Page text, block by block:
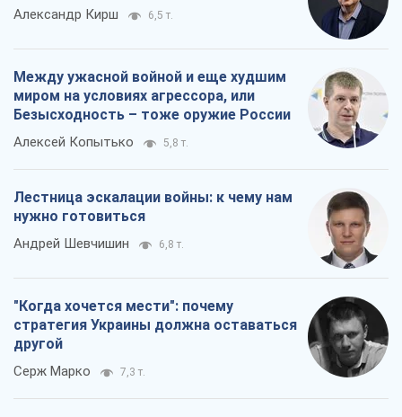
Александр Кирш 6,5 т.
Между ужасной войной и еще худшим
миром на условиях агрессора, или
Безысходность – тоже оружие России
Алексей Копытько 5,8 т.
Лестница эскалации войны: к чему нам
нужно готовиться
Андрей Шевчишин 6,8 т.
"Когда хочется мести": почему
стратегия Украины должна оставаться
другой
Серж Марко 7,3 т.